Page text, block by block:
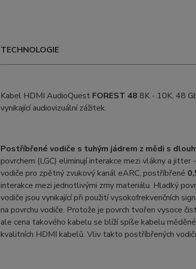
TECHNOLOGIE
Kabel HDMI AudioQuest FOREST 48 8K - 10K, 48
vynikající audiovizuální zážitek.
Postříbřené vodiče s tuhým jádrem z mědi s
povrchem (LGC) eliminují interakce mezi vlákny a jitter
vodiče pro zpětný zvukový kanál eARC, postříbřené
interakce mezi jednotlivými zrny materiálu. Hladký
vodiče jsou vynikající při použití vysokofrekvenčních
na povrchu vodiče. Protože je povrch tvořen vysoce
ale cena takového kabelu se blíží spíše kabelu
kvalitních HDMI kabelů. Vliv takto postříbřených